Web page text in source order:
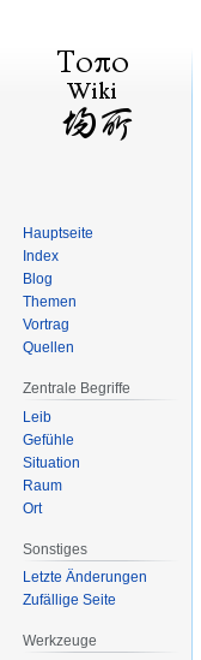
Hauptseite
Index
Blog
Themen
Vortrag
Quellen
Zentrale Begriffe
Leib
Gefühle
Situation
Raum
Ort
Sonstiges
Letzte Änderungen
Zufällige Seite
Werkzeuge